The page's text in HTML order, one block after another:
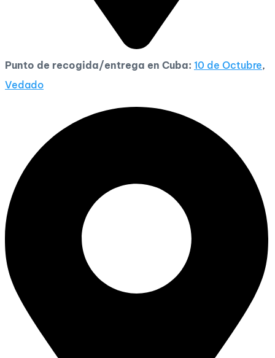
Punto de recogida/entrega en Cuba: 10 de Octubre,
Vedado